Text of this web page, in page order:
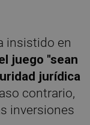
insistido en
juego "sean
jurídica
contrario,
inversiones